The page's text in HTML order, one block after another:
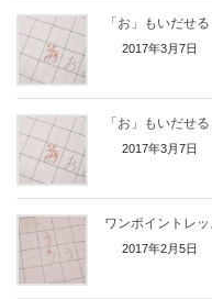
「お」もいだせ
2017年3月7日
「お」もいだせ
2017年3月7日
ワンポイントレッ
2017年2月5日